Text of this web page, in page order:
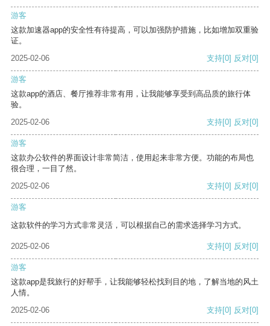
游客
这款加速器app的安全性有待提高，可以加强防护措施，比如增加双重验
证。
2025-02-06
支持[0] 反对[0]
游客
这款app的酒店、餐厅推荐非常有用，让我能够享受到高品质的旅行体
验。
2025-02-06
支持[0] 反对[0]
游客
这款办公软件的界面设计非常简洁，使用起来非常方便。功能的布局也
很合理，一目了然。
2025-02-06
支持[0] 反对[0]
游客
这款软件的学习方式非常灵活，可以根据自己的需求选择学习方式。
2025-02-06 支持[0] 反对[0]
游客
这款app是我旅行的好帮手，让我能够轻松找到目的地，了解当地的风土
人情。
2025-02-06
支持[0] 反对[0]